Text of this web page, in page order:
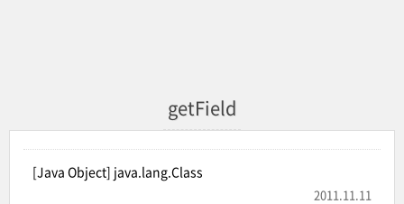
getField
[Java Object] java.lang.Class
2011.11.11